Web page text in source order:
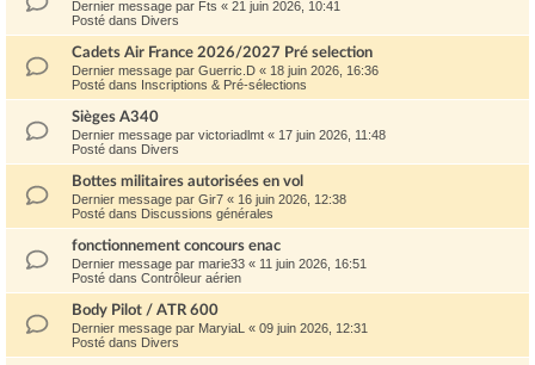
Dernier message par Fts « 21 juin 2026, 10:41
Posté dans Divers
Cadets Air France 2026/2027 Pré selection
Dernier message par Guerric.D « 18 juin 2026, 16:36
Posté dans Inscriptions & Pré-sélections
Sièges A340
Dernier message par victoriadlmt « 17 juin 2026, 11:48
Posté dans Divers
Bottes militaires autorisées en vol
Dernier message par Gir7 « 16 juin 2026, 12:38
Posté dans Discussions générales
fonctionnement concours enac
Dernier message par marie33 « 11 juin 2026, 16:51
Posté dans Contrôleur aérien
Body Pilot / ATR 600
Dernier message par MaryiaL « 09 juin 2026, 12:31
Posté dans Divers